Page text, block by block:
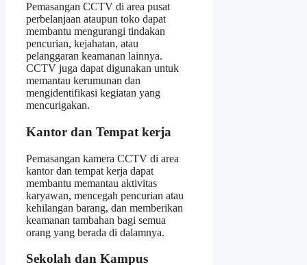
Pemasangan CCTV di area pusat
perbelanjaan ataupun toko dapat
membantu mengurangi tindakan
pencurian, kejahatan, atau
pelanggaran keamanan lainnya.
CCTV juga dapat digunakan untuk
memantau kerumunan dan
mengidentifikasi kegiatan yang
mencurigakan.
Kantor dan Tempat kerja
Pemasangan kamera CCTV di area
kantor dan tempat kerja dapat
membantu memantau aktivitas
karyawan, mencegah pencurian atau
kehilangan barang, dan memberikan
keamanan tambahan bagi semua
orang yang berada di dalamnya.
Sekolah dan Kampus